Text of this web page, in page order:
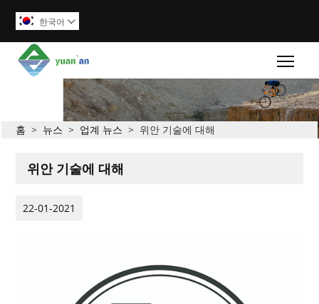
한국어 
홈 > 뉴스 > 업계 뉴스 > 위안 기술에 대해
위안 기술에 대해
22-01-2021